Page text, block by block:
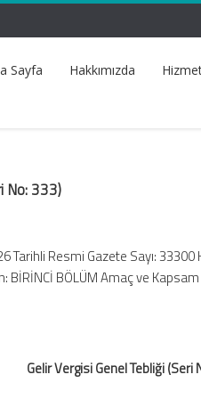
Sayfa Hakkımızda
No: 333)
Tarihli Resmi Gazete Sayı: 33300
BİRİNCİ BÖLÜM Amaç ve
Gelir Vergisi Genel Tebliği (Seri